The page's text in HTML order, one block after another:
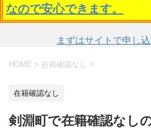
なので安心できます。
まずはサイトで申し
HOME > 在籍確認なし >
在籍確認なし
剣淵町で在籍確認なし